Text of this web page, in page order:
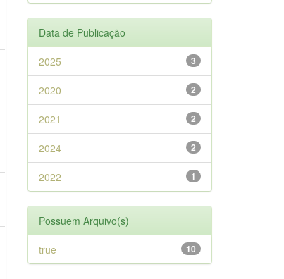
Data de Publicação
3
2025
2
2020
2
2021
2
2024
1
2022
Possuem Arquivo(s)
10
true